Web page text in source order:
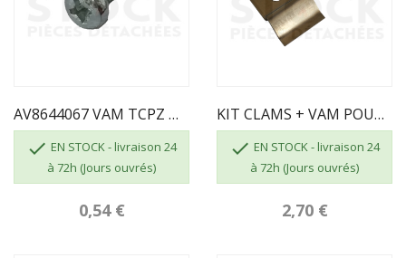
AV8644067 VAM TCPZ M04X06 ZN CL.4.8 INVICTA
 EN STOCK - livraison 24
à 72h (Jours ouvrés)
0,54 €
KIT CLAMS + VAM POUR FIXATION DE VITRE -...
 EN STOCK - livraison 24
à 72h (Jours ouvrés)
2,70 €